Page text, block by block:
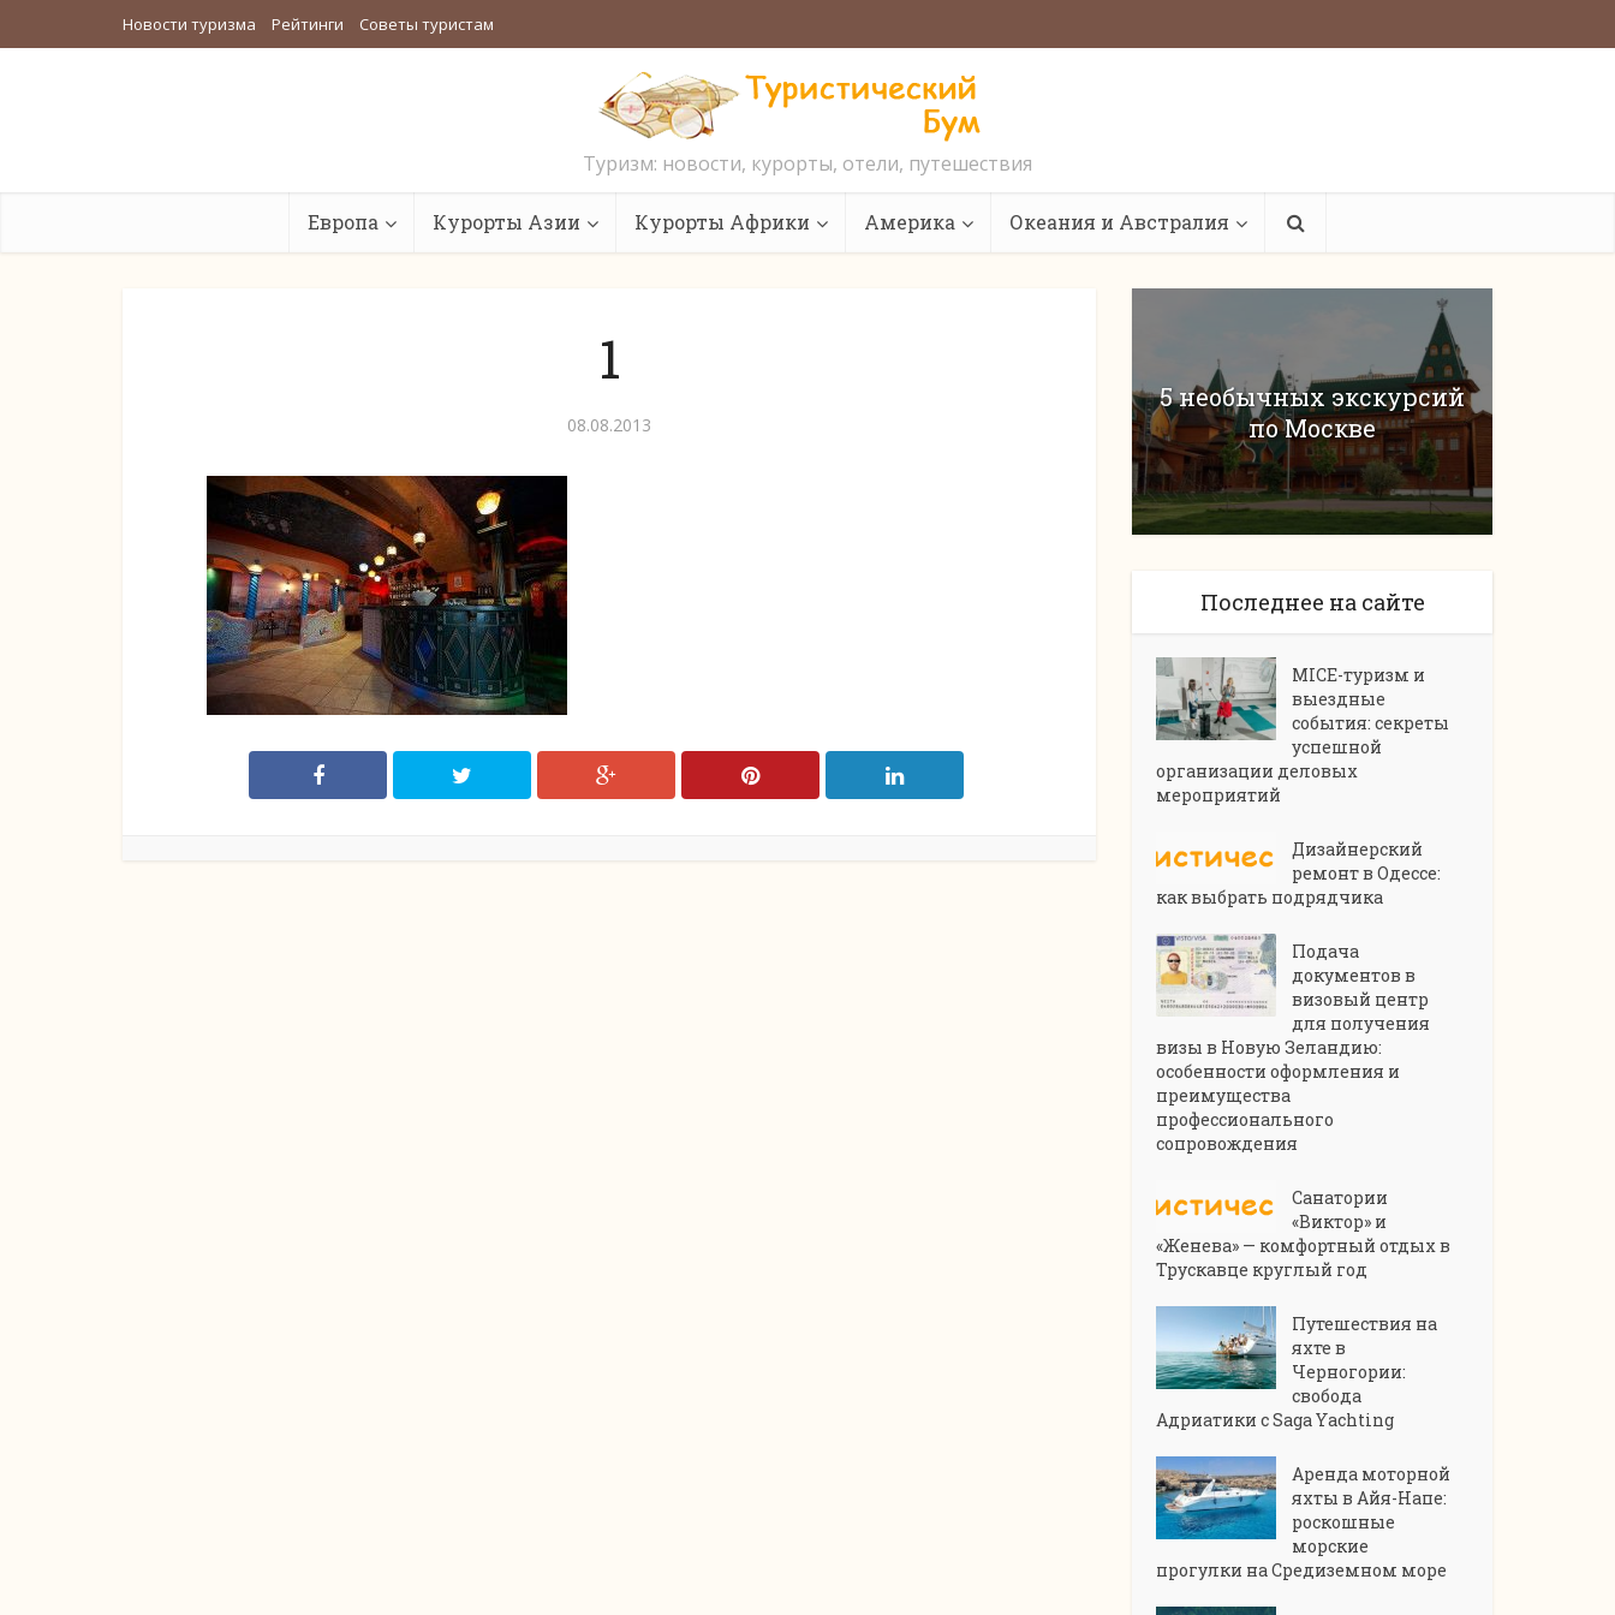
Новости туризма Рейтинги Советы туристам
Туризм: новости, курорты, отели, путешествия
Европа Курорты Азии Курорты Африки Америка Океания и Австралия
1
08.08.2013
5 необычных экскурсий
по Москве
Последнее на сайте
MICE-туризм и
выездные
события: секреты
успешной
организации деловых
мероприятий
Дизайнерский
ремонт в Одессе:
как выбрать подрядчика
Подача
документов в
визовый центр
для получения
визы в Новую Зеландию:
особенности оформления и
преимущества
профессионального
сопровождения
Санатории
«Виктор» и
«Женева» — комфортный отдых в
Трускавце круглый год
Путешествия на
яхте в
Черногории:
свобода
Адриатики с Saga Yachting
Аренда моторной
яхты в Айя-Напе:
роскошные
морские
прогулки на Средиземном море